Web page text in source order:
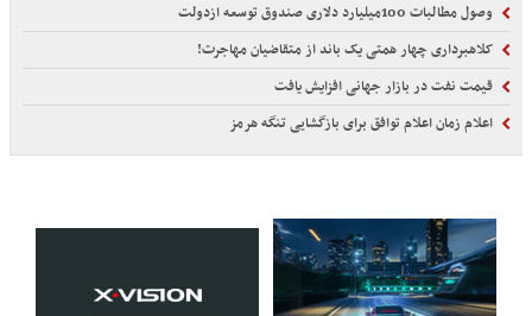
وصول مطالبات 100میلیارد دلاری صندوق توسعه ازدولت
کلاهبرداری چهار همتی یک باند از متقاضیان مهاجرت!
قیمت نفت در بازار جهانی افزایش یافت
اعلام زمان اعلام توافق برای بازگشایی تنگه هرمز